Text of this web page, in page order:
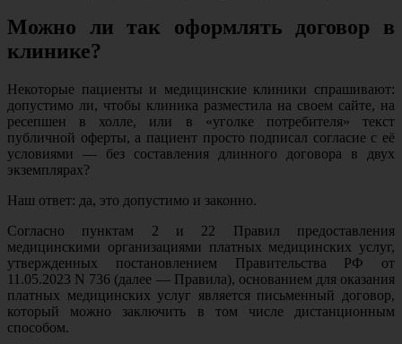
Можно ли так оформлять договор в
клинике?
Некоторые пациенты и медицинские клиники спрашивают:
допустимо ли, чтобы клиника разместила на своем сайте, на
ресепшен в холле, или в «уголке потребителя» текст
публичной оферты, а пациент просто подписал согласие с её
условиями — без составления длинного договора в двух
экземплярах?
Наш ответ: да, это допустимо и законно.
Согласно пунктам 2 и 22 Правил предоставления
медицинскими организациями платных медицинских услуг,
утвержденных постановлением Правительства РФ от
11.05.2023 N 736 (далее — Правила), основанием для оказания
платных медицинских услуг является письменный договор,
который можно заключить в том числе дистанционным
способом.